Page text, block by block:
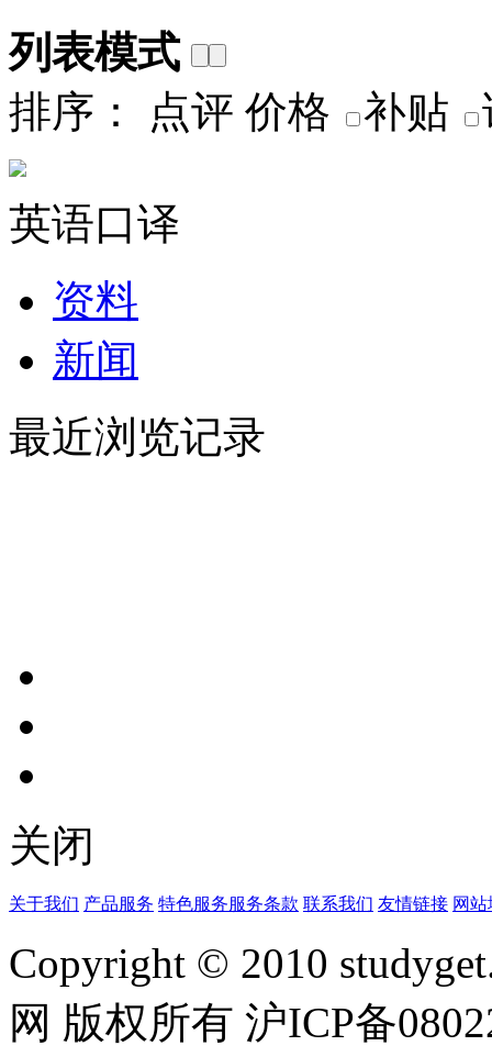
列表模式
排序：
点评 价格 补贴
英语口译
资料
新闻
最近浏览记录
关闭
关于我们 产品服务 特色服务服务条款 联系我们 友情链接 网
Copyright © 2010
网 版权所有 沪ICP备